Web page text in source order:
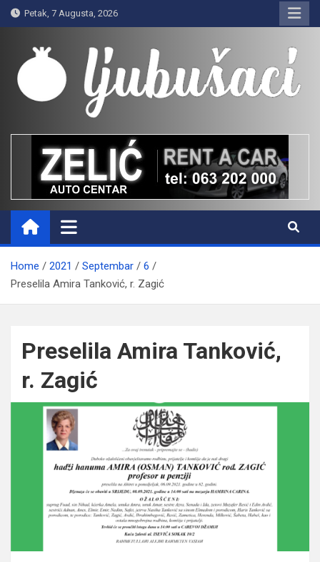
Skip
to
content
Petak, 7 Augusta, 2026
Ljubušaci
Svom voljenom gradu
Home 2021 Septembar
6
Preselila Amira Tanković, r. Zagić
Preselila Amira Tanković,
r. Zagić